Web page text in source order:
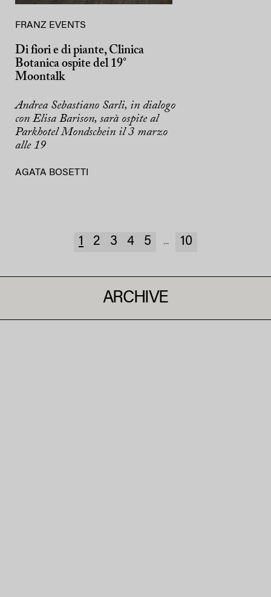
FRANZ EVENTS
Di fiori e di piante, Clinica
Botanica ospite del 19°
Moontalk
Andrea Sebastiano Sarli, in dialogo
con Elisa Barison, sarà ospite al
Parkhotel Mondschein il 3 marzo
alle 19
AGATA BOSETTI
1 2 3 4 5 ... 10
ARCHIVE